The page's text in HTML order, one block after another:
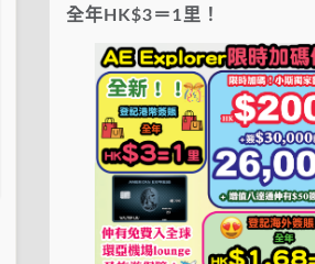
全年HK$3＝1里！